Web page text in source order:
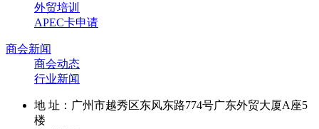
外贸培训
APEC卡申请
商会新闻
商会动态
行业新闻
地 址：广州市越秀区东风东路774号广东外贸大厦A座5
楼